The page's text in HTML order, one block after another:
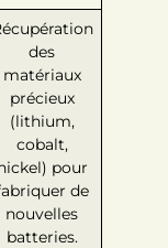
des
matériaux
précieux
(lithium,
cobalt,
pour
de
nouvelles
batteries.